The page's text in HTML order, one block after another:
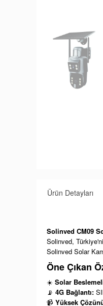
Ürün Detayları
Solinved CM09
Solinved,
Solinved Solar
Öne Çıkan
☀️ Solar
📡 4G Bağlantı:
📹 Yüksek